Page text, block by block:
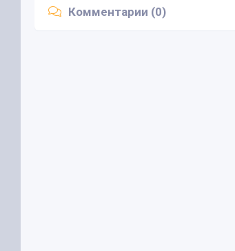
Комментарии (0)